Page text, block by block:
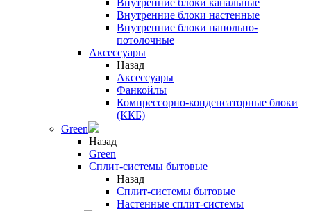
Внутренние блоки канальные
Внутренние блоки настенные
Внутренние блоки напольно-
потолочные
Аксессуары
Назад
Аксессуары
Фанкойлы
Компрессорно-конденсаторные блоки
(ККБ)
Green
Назад
Green
Сплит-системы бытовые
Назад
Сплит-системы бытовые
Настенные сплит-системы